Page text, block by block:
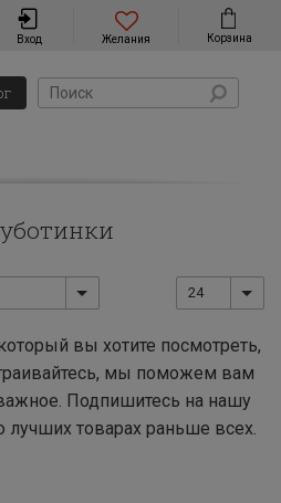
Вход Желания Корзина
24
вы хотите посмотреть,
мы поможем вам
Подпишитесь на нашу
лучших товарах раньше всех.